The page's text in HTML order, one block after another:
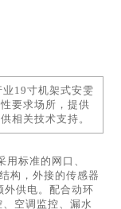
19寸机架式安雯
要求场所，提供
相关技术支持。
用标准的网口、
构，外接的传感器
外供电。配合动环
空调监控、漏水